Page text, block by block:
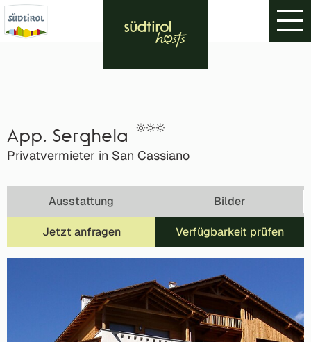
App. Serghela
Privatvermieter in San Cassiano
Ausstattung Bilder
Jetzt anfragen Verfügbarkeit prüfen